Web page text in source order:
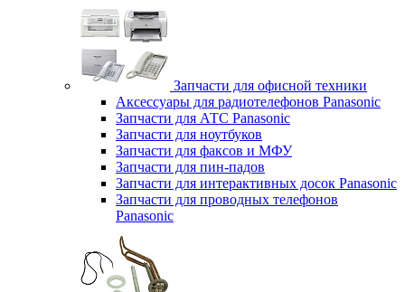
Запчасти для офисной техники
Аксессуары для радиотелефонов Panasonic
Запчасти для АТС Panasonic
Запчасти для ноутбуков
Запчасти для факсов и МФУ
Запчасти для пин-падов
Запчасти для интерактивных досок Panasonic
Запчасти для проводных телефонов
Panasonic